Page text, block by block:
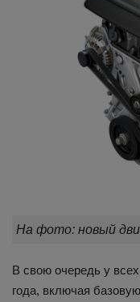
На фото: новый
В свою очередь у
года, включая